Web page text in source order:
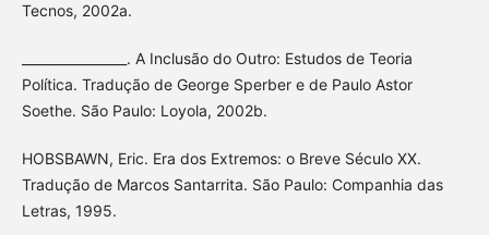
Tecnos, 2002a.
________________. A Inclusão do Outro: Estudos de Teoria
Política. Tradução de George Sperber e de Paulo Astor
Soethe. São Paulo: Loyola, 2002b.
HOBSBAWN, Eric. Era dos Extremos: o Breve Século XX.
Tradução de Marcos Santarrita. São Paulo: Companhia das
Letras, 1995.